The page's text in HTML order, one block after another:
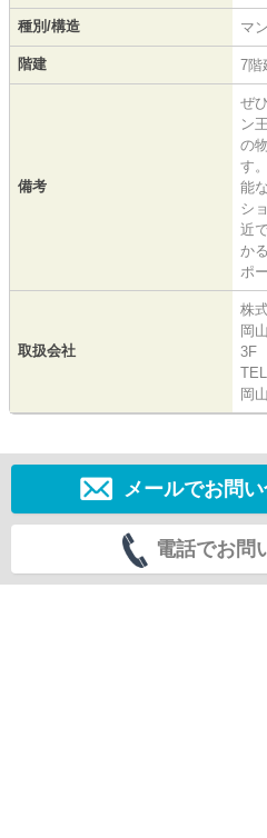
種別/構造 マ
階建 7階
備考
ぜ
ン
の
す
能
シ
近
か
ポ
取扱会社
株
岡
3F
岡
メールでお問
電話でお問